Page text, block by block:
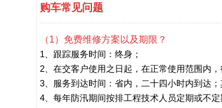
购车常见问题
（1）免费维修方案以及期限？
1、跟踪服务时间：终身；
2、在交客户使用之日起，在正常使用范围内
3、服务到达时间：省内，二十四小时内到达
4、每年防汛期间按排工程技术人员定期或不